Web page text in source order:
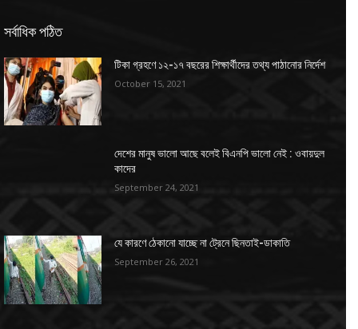
সর্বাধিক পঠিত
টিকা গ্রহণে ১২-১৭ বছরের শিক্ষার্থীদের তথ্য পাঠানোর নির্দেশ
October 15, 2021
দেশের মানুষ ভালো আছে বলেই বিএনপি ভালো নেই : ওবায়দুল
কাদের
September 24, 2021
যে কারণে ঠেকানো যাচ্ছে না ট্রেনে ছিনতাই-ডাকাতি
September 26, 2021